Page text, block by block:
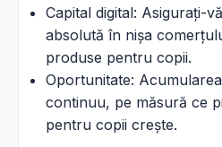
Capital digital: Asigurați-
absolută în nișa
produse pentru copii.
Oportunitate:
continuu, pe măsură ce
pentru copii crește.